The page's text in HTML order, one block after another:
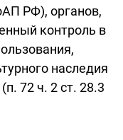
РФ), органов,
контроль в
наследия
72 ч. 2 ст. 28.3